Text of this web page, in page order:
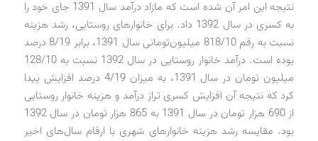
نتیجه این امر آن شده است که مازاد درآمد سال 1391 جای خود را
به کسری در سال 1392 داد. برای خانوارهای روستایی، رشد هزینه
نسبت به رقم 818/10 میلیون‌تومانی سال 1391، برابر 8/19 درصد
بوده است. درآمد خانوار روستایی در سال 1392 نسبت به 128/10
میلیون تومان در سال 1391، به میزان 4/19 درصد افزایش پیدا
کرد که نتیجه آن افزایش کسری تراز درآمد و هزینه خانوار روستایی
از 690 هزار تومان در سال 1391 به 865 هزار تومان در سال 1392
بود. مقایسه رشد هزینه خانوارهای شهری با ارقام سال‌های اخیر